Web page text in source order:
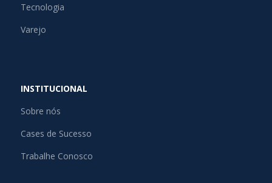
Tecnologia
Varejo
INSTITUCIONAL
Sobre nós
Cases de Sucesso
Trabalhe Conosco